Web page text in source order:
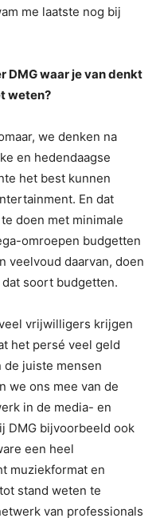
me laatste nog bij
DMG waar je van denkt
weten?
we denken na
en hedendaagse
het best kunnen
En dat
doen met minimale
omroepen budgetten
veelvoud daarvan, doen
soort budgetten.
vrijwilligers krijgen
het persé veel geld
de juiste mensen
we ons mee van de
in de media- en
DMG bijvoorbeeld ook
een heel
muziekformat en
stand weten te
van professionals